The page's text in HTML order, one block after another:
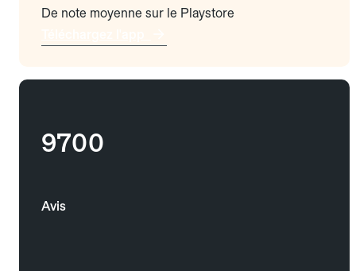
De note moyenne sur le Playstore
9700
Avis